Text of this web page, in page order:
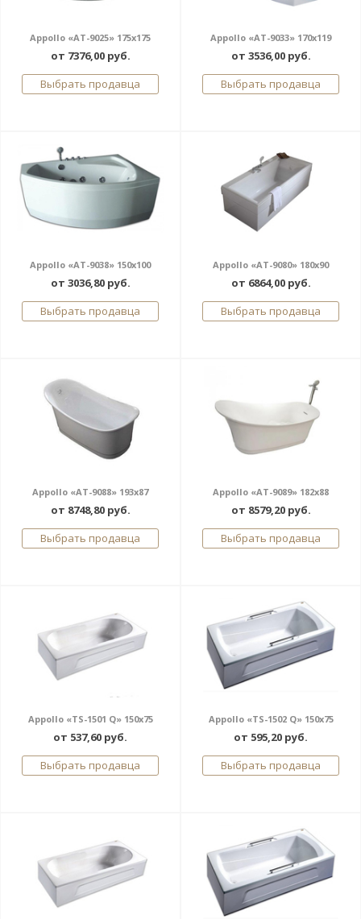
Appollo «AT-9025» 175x175
от 7376,00 руб.
Выбрать продавца
Appollo «AT-9033» 170x119
от 3536,00 руб.
Выбрать продавца
Appollo «AT-9038» 150x100
от 3036,80 руб.
Выбрать продавца
Appollo «AT-9080» 180x90
от 6864,00 руб.
Выбрать продавца
Appollo «AT-9088» 193x87
от 8748,80 руб.
Выбрать продавца
Appollo «AT-9089» 182x88
от 8579,20 руб.
Выбрать продавца
Appollo «TS-1501 Q» 150x75
от 537,60 руб.
Выбрать продавца
Appollo «TS-1502 Q» 150x75
от 595,20 руб.
Выбрать продавца